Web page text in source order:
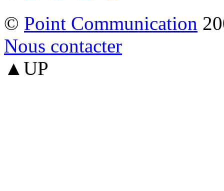
© Point Communication
Nous contacter
▲UP